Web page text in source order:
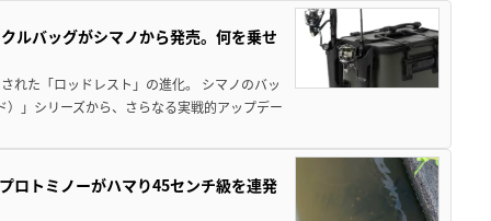
ルバッグがシマノから発売。何を乗せ
れた「ロッドレスト」の進化。 シマノのバッ
」シリーズから、さらなる実戦的アップデー
ロトミノーがハマり45センチ級を連発